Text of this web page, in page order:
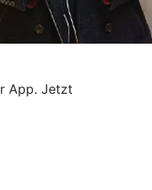
App. Jetzt